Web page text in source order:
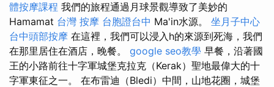
體按摩課程 我們的旅程通過月球景觀導致了美妙的
Hamamat 台灣 按摩 台胞證台中 Ma'in水源。 坐月子中心
台中頭部按摩 在這裡，我們可以浸入h的來源到死海，我們
在那里居住在酒店，晚餐。 google seo教學 早餐，沿著國
王的小路前往十字軍城堡克拉克（Kerak）聖地最偉大的十
字軍東征之一。 在布雷迪（Bledi）中間，山地花圈，城堡